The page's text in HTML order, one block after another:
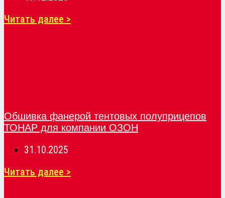
Читать далее >
Обшивка фанерой тентовых полуприцепов
ТОНАР для компании ОЗОН
31.10.2025
Читать далее >